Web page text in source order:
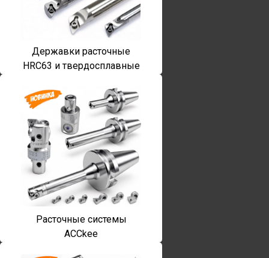
Державки расточные
HRC63 и твердосплавные
Расточные системы
ACCkee